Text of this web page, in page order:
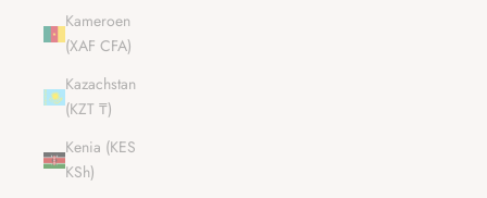
Kameroen
(XAF CFA)
Kazachstan
(KZT ₸)
Kenia (KES
KSh)